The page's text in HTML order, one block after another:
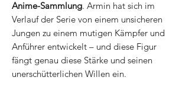
Anime-Sammlung. Armin hat sich im
Verlauf der Serie von einem unsicheren
Jungen zu einem mutigen Kämpfer und
Anführer entwickelt – und diese Figur
fängt genau diese Stärke und seinen
unerschütterlichen Willen ein.